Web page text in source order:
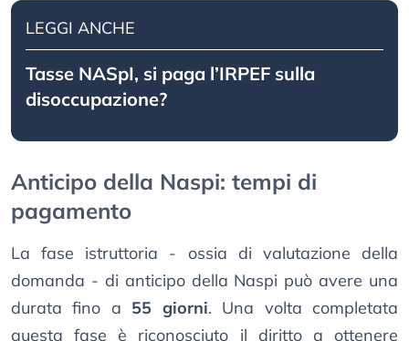
LEGGI ANCHE
Tasse NASpI, si paga l’IRPEF sulla
disoccupazione?
Anticipo della Naspi: tempi di
pagamento
La fase istruttoria - ossia di valutazione della
domanda - di anticipo della Naspi può avere una
durata fino a 55 giorni. Una volta completata
questa fase è riconosciuto il diritto a ottenere